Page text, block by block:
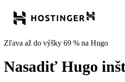
Zľava až do výšky 69 % na Hugo
Nasadiť Hugo